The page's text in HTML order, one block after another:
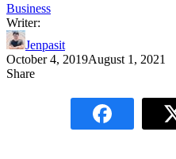
Business
Writer:
Jenpasit
October 4, 2019August 1, 2021
Share